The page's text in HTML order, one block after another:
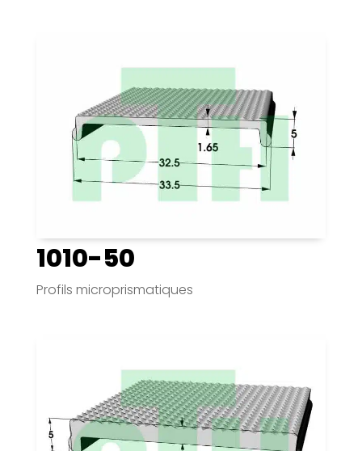
1010-50
Profils microprismatiques